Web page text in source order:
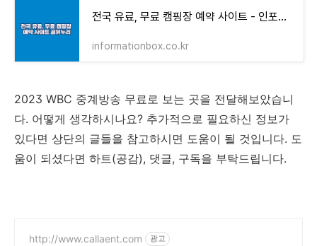
전국 유료, 무료 캠핑장 예약 사이트 - 인포메이션 박스
informationbox.co.kr
2023 WBC 중계방송 무료로 보는 곳을 전달해보았습니
다. 어떻게 생각하시나요? 추가적으로 필요하신 정보가
있다면 상단의 글들을 참고하시면 도움이 될 것입니다. 도
움이 되셨다면 하트(공감), 댓글, 구독을 부탁드립니다.
http://www.callaent.com 광고